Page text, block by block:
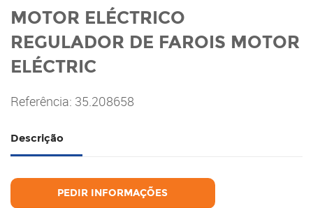
MOTOR ELÉCTRICO
REGULADOR DE FAROIS MOTOR
ELÉCTRIC
Referência: 35.208658
Descrição
PEDIR INFORMAÇÕES